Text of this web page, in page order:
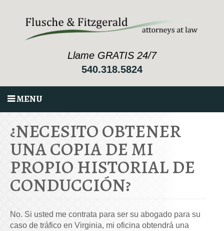
Llame GRATIS 24/7
540.318.5824
MENU
¿NECESITO OBTENER
UNA COPIA DE MI
PROPIO HISTORIAL DE
CONDUCCIÓN?
No. Si usted me contrata para ser su abogado para su
caso de tráfico en Virginia, mi oficina obtendrá una